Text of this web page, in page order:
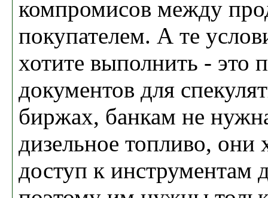
компромисов между
покупателем. А те
хотите выполнить - это
документов для
биржах, банкам не
дизельное топливо, они
доступ к инструментам